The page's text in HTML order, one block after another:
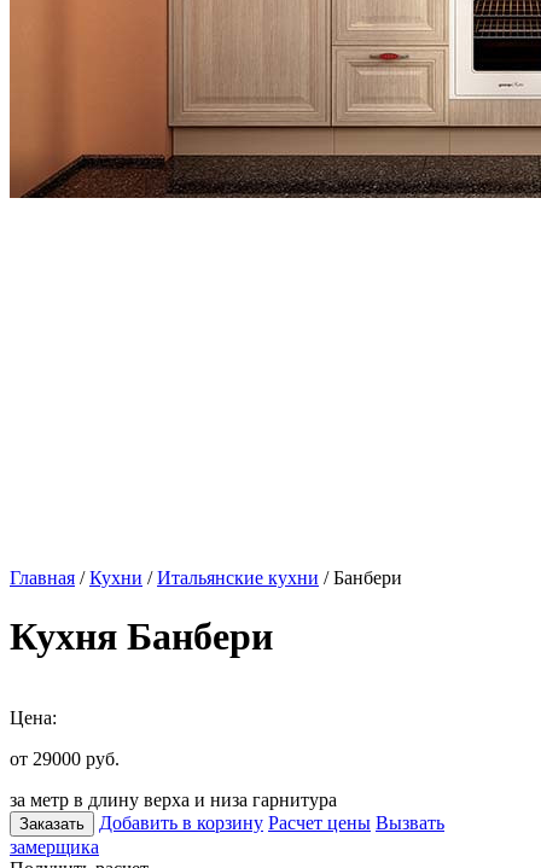
Главная /Кухни /Итальянские кухни / Банбери
Кухня Банбери
Цена:
от 29000 руб.
за метр в длину верха и низа гарнитура
Заказать Добавить в корзину Расчет цены Вызвать
замерщика